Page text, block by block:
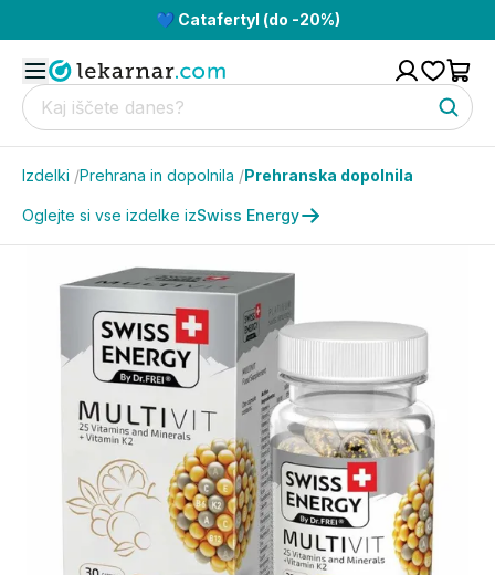
💙 Catafertyl (do -20%)
Izdelki /Prehrana in dopolnila /Prehranska dopolnila
Oglejte si vse izdelke izSwiss Energy